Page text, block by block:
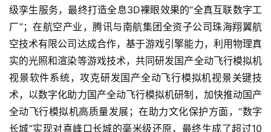
级孪生服务，最终打造全息3D裸眼效果的“全真互联数字工
厂”；在航空产业，腾讯与南航集团全资子公司珠海翔翼航
空技术有限公司达成合作，基于游戏引擎能力，利用物理真
实的光照和渲染等游戏技术，共同研发国产全动飞行模拟机
视景软件系统，攻克研发国产全动飞行模拟机视景关键技
术，以数字化助力国产全动飞行模拟机研制，加快推动国产
全动飞行模拟机高质量发展；在助力文化保护方面，“数字
长城”实现对喜峰口长城的毫米级还原，最终生成了超过10